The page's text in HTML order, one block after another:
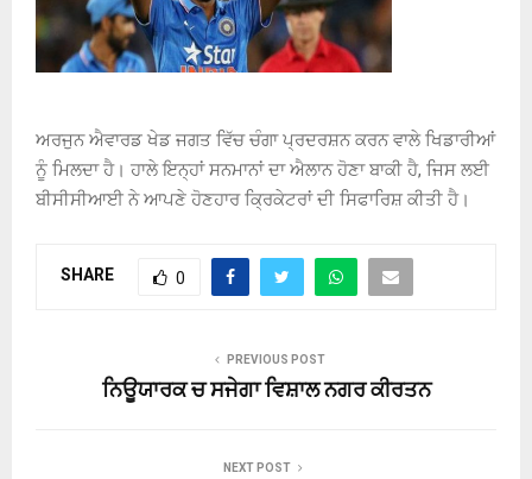
ਅਰਜੁਨ ਐਵਾਰਡ ਖੇਡ ਜਗਤ ਵਿੱਚ ਚੰਗਾ ਪ੍ਰਦਰਸ਼ਨ ਕਰਨ ਵਾਲੇ ਖਿਡਾਰੀਆਂ
ਨੂੰ ਮਿਲਦਾ ਹੈ। ਹਾਲੇ ਇਨ੍ਹਾਂ ਸਨਮਾਨਾਂ ਦਾ ਐਲਾਨ ਹੋਣਾ ਬਾਕੀ ਹੈ, ਜਿਸ ਲਈ
ਬੀਸੀਸੀਆਈ ਨੇ ਆਪਣੇ ਹੋਣਹਾਰ ਕ੍ਰਿਕੇਟਰਾਂ ਦੀ ਸਿਫਾਰਿਸ਼ ਕੀਤੀ ਹੈ।
SHARE 0
PREVIOUS POST
ਨਿਊਯਾਰਕ ਚ ਸਜੇਗਾ ਵਿਸ਼ਾਲ ਨਗਰ ਕੀਰਤਨ
NEXT POST